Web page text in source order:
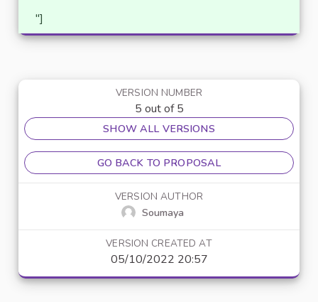
"]
VERSION NUMBER
5 out of 5
SHOW ALL VERSIONS
GO BACK TO PROPOSAL
VERSION AUTHOR
Soumaya
VERSION CREATED AT
05/10/2022 20:57